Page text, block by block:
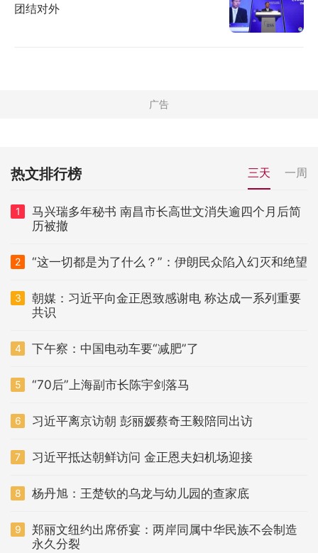
团结对外
热文排行榜 三天 一周
1
马兴瑞多年秘书 南昌市长高世文消失逾四个月后简
历被撤
2 “这一切都是为了什么？”：伊朗民众陷入幻灭和绝望
3
朝媒：习近平向金正恩致感谢电 称达成一系列重要
共识
4 下午察：中国电动车要“减肥”了
5 “70后”上海副市长陈宇剑落马
6 习近平离京访朝 彭丽媛蔡奇王毅陪同出访
7 习近平抵达朝鲜访问 金正恩夫妇机场迎接
8 杨丹旭：王楚钦的乌龙与幼儿园的查家底
9
郑丽文纽约出席侨宴：两岸同属中华民族不会制造
永久分裂